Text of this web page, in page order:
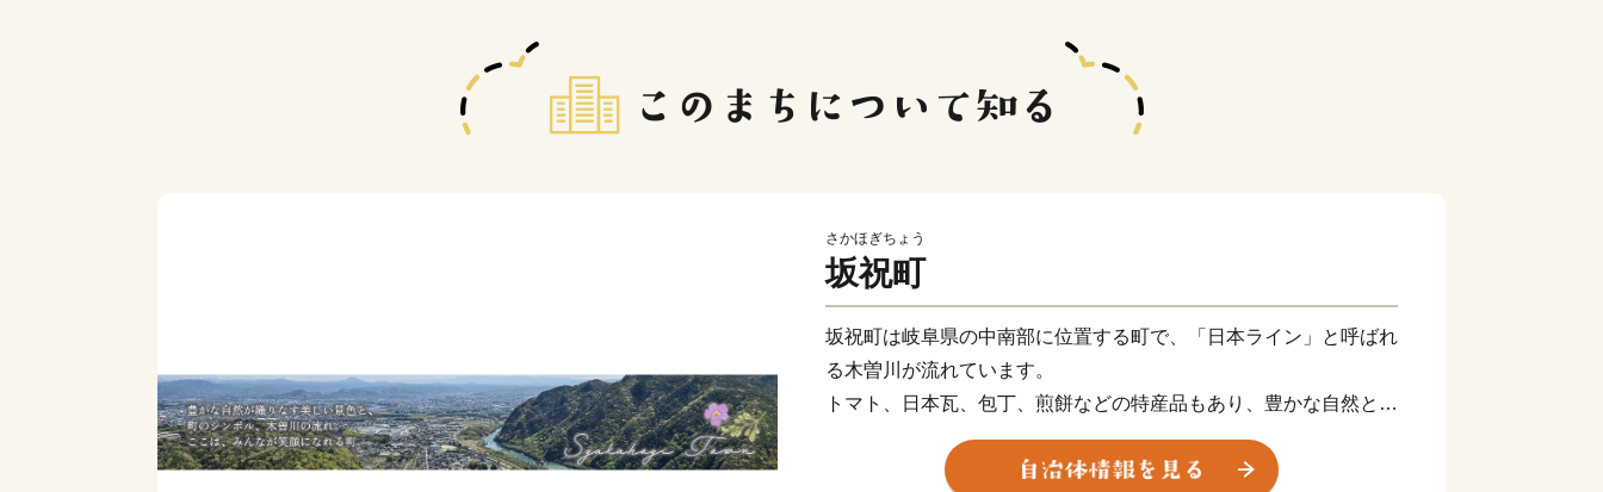
さかほぎちょう
坂祝町
坂祝町は岐阜県の中南部に位置する町で、「日本ライン」と呼ばれ
る木曽川が流れています。
トマト、日本瓦、包丁、煎餅などの特産品もあり、豊かな自然と
代々受け継がれてきた伝統により育まれたさまざまな魅力があふれ